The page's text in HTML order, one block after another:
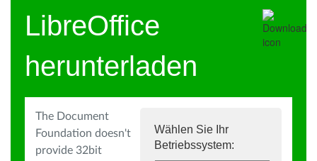
LibreOffice
herunterladen
Wählen Sie Ihr
Betriebssystem:
The Document
Foundation doesn't
provide 32bit